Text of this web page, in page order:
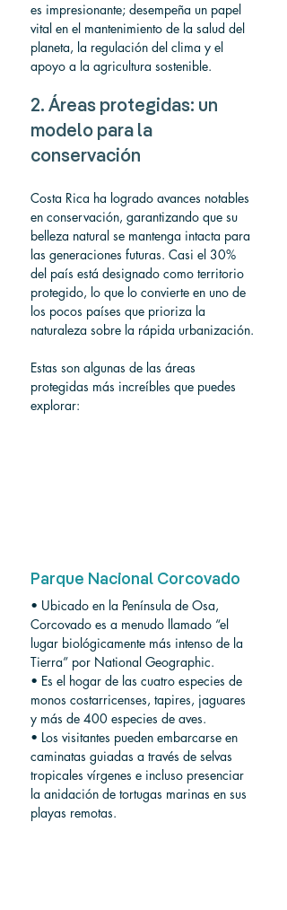
es impresionante; desempeña un papel
vital en el mantenimiento de la salud del
planeta, la regulación del clima y el
apoyo a la agricultura sostenible.
2. Áreas protegidas: un
modelo para la
conservación
Costa Rica ha logrado avances notables
en conservación, garantizando que su
belleza natural se mantenga intacta para
las generaciones futuras. Casi el 30%
del país está designado como territorio
protegido, lo que lo convierte en uno de
los pocos países que prioriza la
naturaleza sobre la rápida urbanización.
Estas son algunas de las áreas
protegidas más increíbles que puedes
explorar:
Parque Nacional Corcovado
• Ubicado en la Península de Osa,
Corcovado es a menudo llamado “el
lugar biológicamente más intenso de la
Tierra” por National Geographic.
• Es el hogar de las cuatro especies de
monos costarricenses, tapires, jaguares
y más de 400 especies de aves.
• Los visitantes pueden embarcarse en
caminatas guiadas a través de selvas
tropicales vírgenes e incluso presenciar
la anidación de tortugas marinas en sus
playas remotas.